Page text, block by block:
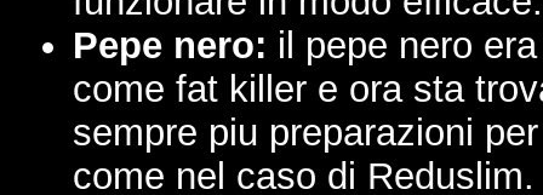
Pepe nero: il pepe nero
come fat killer e ora sta
sempre piu preparazioni
come nel caso di